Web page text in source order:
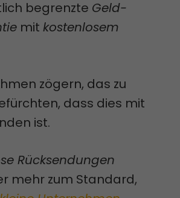
begrenzte Geld-
mit kostenlosem
zögern, das zu
dass dies mit
ist.
Rücksendungen
mehr zum Standard,